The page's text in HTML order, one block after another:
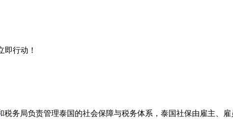
即行动！
税务局负责管理泰国的社会保障与税务体系，泰国社保由雇主、